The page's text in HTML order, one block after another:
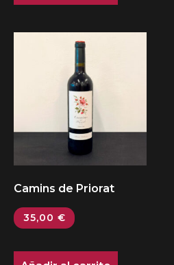
Camins de Priorat
35,00 €